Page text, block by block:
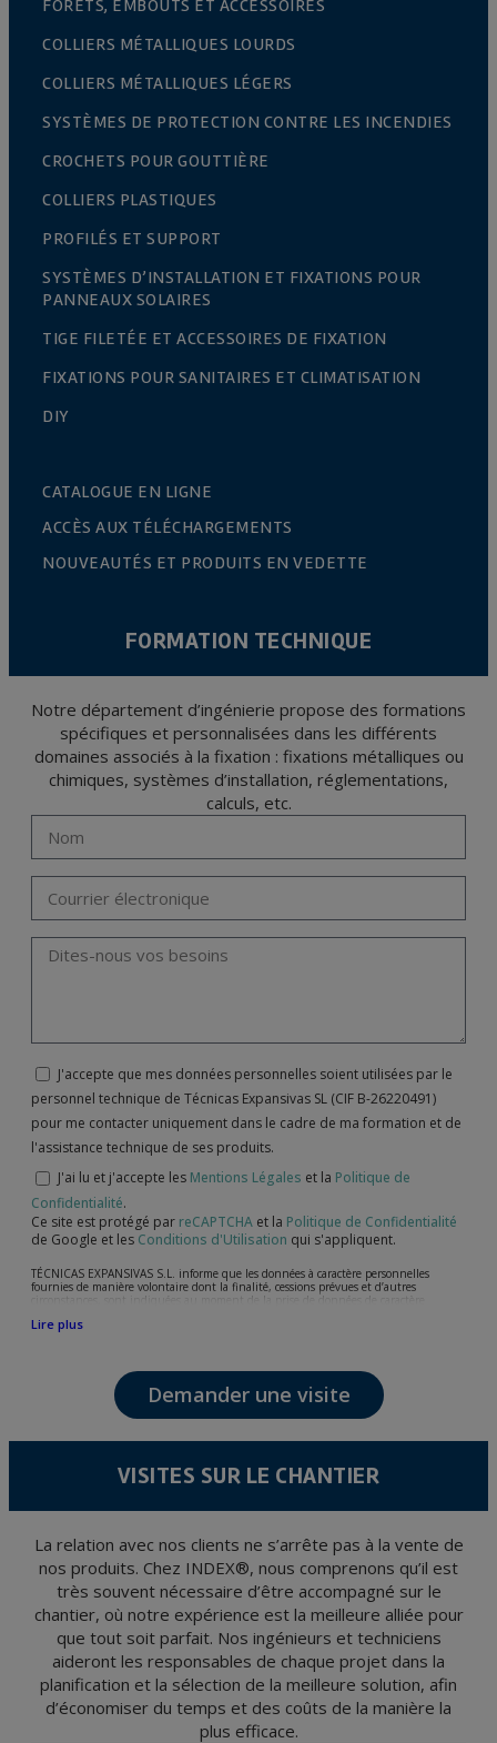
FORETS, EMBOUTS ET ACCESSOIRES
COLLIERS MÉTALLIQUES LOURDS
COLLIERS MÉTALLIQUES LÉGERS
SYSTÈMES DE PROTECTION CONTRE LES INCENDIES
CROCHETS POUR GOUTTIÈRE
COLLIERS PLASTIQUES
PROFILÉS ET SUPPORT
SYSTÈMES D’INSTALLATION ET FIXATIONS POUR
PANNEAUX SOLAIRES
TIGE FILETÉE ET ACCESSOIRES DE FIXATION
FIXATIONS POUR SANITAIRES ET CLIMATISATION
DIY
CATALOGUE EN LIGNE
ACCÈS AUX TÉLÉCHARGEMENTS
NOUVEAUTÉS ET PRODUITS EN VEDETTE
FORMATION TECHNIQUE
Notre département d’ingénierie propose des formations
spécifiques et personnalisées dans les différents
domaines associés à la fixation : fixations métalliques ou
chimiques, systèmes d’installation, réglementations,
calculs, etc.
J'accepte que mes données personnelles soient utilisées par le
personnel technique de Técnicas Expansivas SL (CIF B-26220491)
pour me contacter uniquement dans le cadre de ma formation et de
l'assistance technique de ses produits.
J'ai lu et j'accepte les Mentions Légales et la Politique de
Confidentialité.
Ce site est protégé par reCAPTCHA et la Politique de Confidentialité
de Google et les Conditions d'Utilisation qui s'appliquent.
TÉCNICAS EXPANSIVAS S.L. informe que les données à caractère personnelles
fournies de manière volontaire dont la finalité, cessions prévues et d’autres
circonstances, sont indiquées au moment de la prise de données de caractère
l’attention de votre demande, litige ou requise, maintien de la relation établie, la
Les données de nos fichiers sont absolument confidentielles et seront traitées avec la
plus grande confidentialité et répondent à toutes les exigences prévues par la loi
15/1999 du 13 décembre sur la protection des données personnelles.
Il est recommandé de ne pas envoyer de données strictement personnelles,
la santé, ces donnée n'étant pas cryptées.
et d'opposition en vertu des dispositions au Règlement Général sur la Protection des
votre pièce d’identité, à P.I. La Portalada II | c/ Segador 13, 26006 | Logroño (La
Rioja).
Lire plus
Demander une visite
VISITES SUR LE CHANTIER
La relation avec nos clients ne s’arrête pas à la vente de
nos produits. Chez INDEX®, nous comprenons qu’il est
très souvent nécessaire d’être accompagné sur le
chantier, où notre expérience est la meilleure alliée pour
que tout soit parfait. Nos ingénieurs et techniciens
aideront les responsables de chaque projet dans la
planification et la sélection de la meilleure solution, afin
d’économiser du temps et des coûts de la manière la
plus efficace.